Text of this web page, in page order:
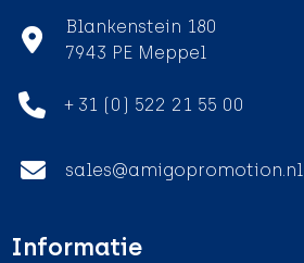
Blankenstein 180
7943 PE Meppel
+ 31 (0) 522 21 55 00
sales@amigopromotion.nl
Informatie